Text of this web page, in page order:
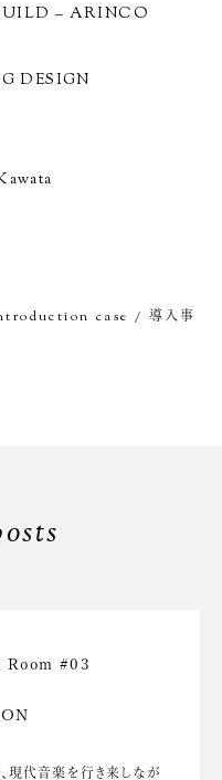
– ARINCO
DESIGN
case / 導入事
#03
現代音楽を行き来しなが